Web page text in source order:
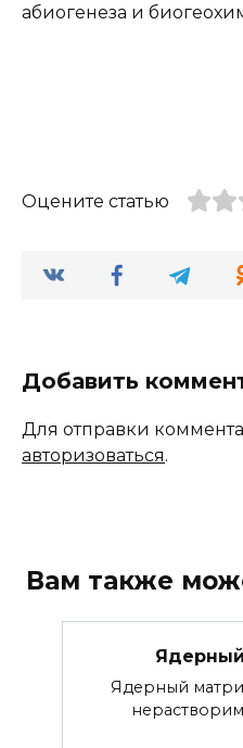
абиогенеза и
Оцените статью
Добавить
Для отправки
авторизоваться.
Вам также
Ядерный